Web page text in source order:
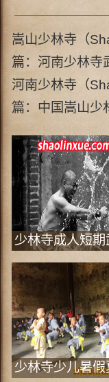
嵩山少林寺（
篇： 河南少林寺
河南少林寺（
篇： 中国嵩山少
少林寺成人短
少林寺少儿暑假